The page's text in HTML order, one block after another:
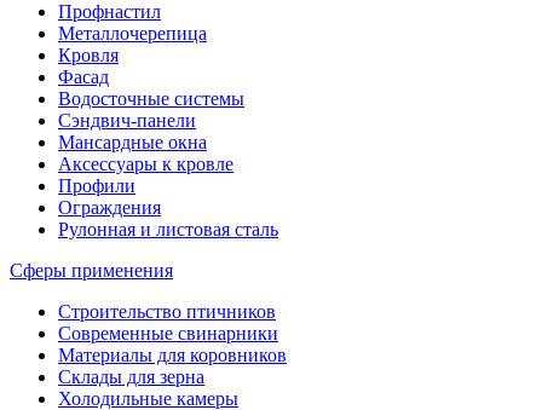
Профнастил
Металлочерепица
Кровля
Фасад
Водосточные системы
Сэндвич-панели
Мансардные окна
Аксессуары к кровле
Профили
Ограждения
Рулонная и листовая сталь
Сферы применения
Строительство птичников
Современные свинарники
Материалы для коровников
Склады для зерна
Холодильные камеры